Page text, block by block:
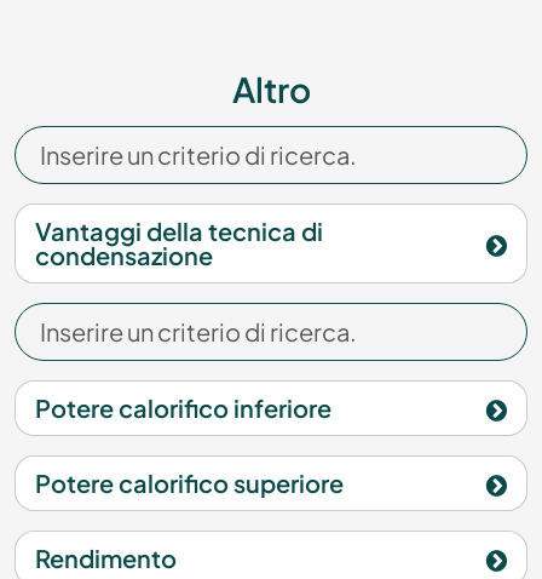
Altro
Vantaggi della tecnica di
condensazione
Potere calorifico inferiore
Potere calorifico superiore
Rendimento